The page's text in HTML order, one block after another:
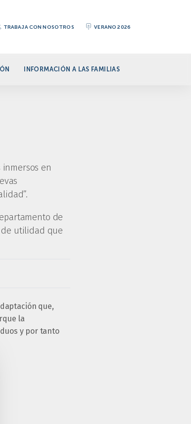
TRABAJA CON NOSOTROS VERANO 2026
INFORMACIÓN A LAS FAMILIAS
en
de
de utilidad que
que,
la
y por tanto